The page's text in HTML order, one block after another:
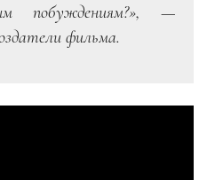
побуждениям?», —
фильма.